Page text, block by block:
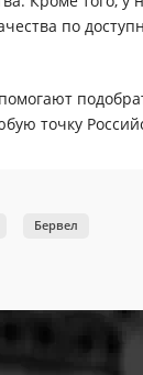
по
точку
Бервел